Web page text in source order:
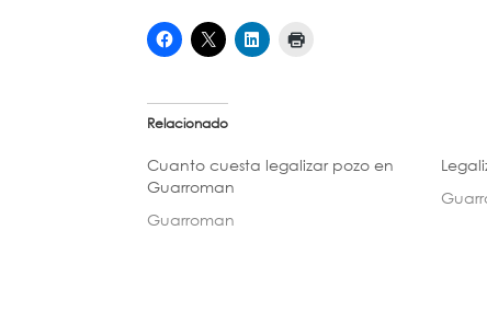
Relacionado
Cuanto cuesta legalizar pozo en
Guarroman
Guarroman